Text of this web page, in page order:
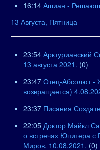
16:14 Ашиан -
13 Августа, Пятница
23:54 Арктурианский
13 августа 2021. (0)
23:47 Отец-Абсолют -
возвращается)
23:37 Писания
22:05 Доктор Майкл
о встречах Юпитера с
Миров. 10.08.2021. (0)